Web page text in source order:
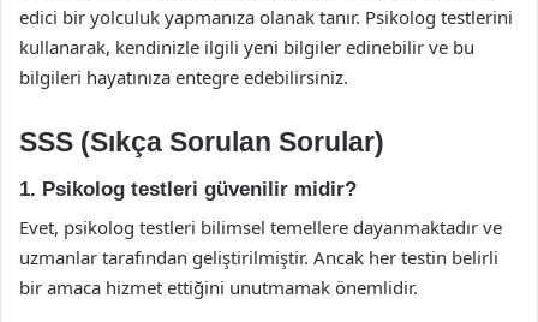
edici bir yolculuk yapmanıza olanak tanır. Psikolog testlerini
kullanarak, kendinizle ilgili yeni bilgiler edinebilir ve bu
bilgileri hayatınıza entegre edebilirsiniz.
SSS (Sıkça Sorulan Sorular)
1. Psikolog testleri güvenilir midir?
Evet, psikolog testleri bilimsel temellere dayanmaktadır ve
uzmanlar tarafından geliştirilmiştir. Ancak her testin belirli
bir amaca hizmet ettiğini unutmamak önemlidir.